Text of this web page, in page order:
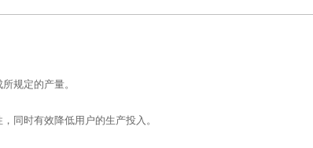
规定的产量。
同时有效降低用户的生产投入。